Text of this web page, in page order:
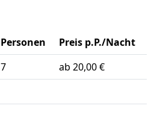
Personen
Preis p.P./Nacht
7 ab 20,00 €